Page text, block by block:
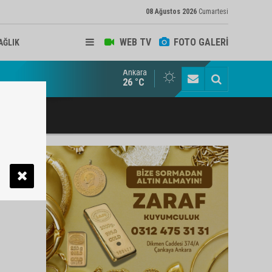
08 Ağustos 2026 Cumartesi
WEB TV FOTO GALERİ
Esnafının Sesi Ankara Kalkınma Ajansı'nda
Ankara
26 °C